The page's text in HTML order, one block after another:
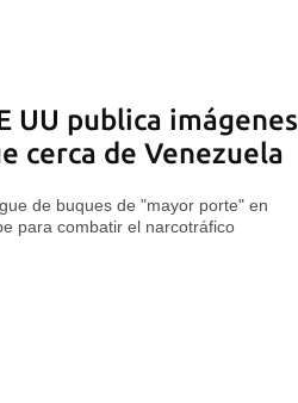
UU publica imágenes
cerca de Venezuela
de buques de "mayor porte" en
para combatir el narcotráfico